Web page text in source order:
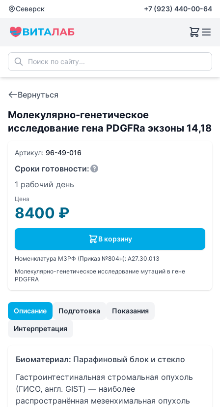
Северск +7 (923) 440-00-64
Вернуться
Молекулярно-генетическое
исследование гена PDGFRa экзоны 14,18
Описание Подготовка Показания
Интерпретация
Биоматериал: Парафиновый блок и стекло
Гастроинтестинальная стромальная опухоль
(ГИСО, англ. GIST) — наиболее
распространённая мезенхимальная опухоль
Артикул: 96-49-016
Сроки готовности:
1 рабочий день
Цена
8400 ₽
В корзину
Номенклатура МЗРФ (Приказ №804н): A27.30.013
Молекулярно-генетическое исследование мутаций в гене
PDGFRA